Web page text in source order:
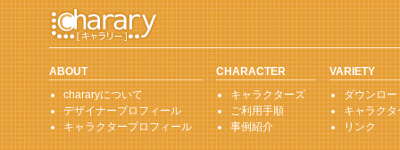
ABOUT
chararyについて
デザイナープロフィール
キャラクタープロフィール
CHARACTER
キャラクターズ
ご利用手順
事例紹介
VARIETY
ダウンロ
キャラク
リンク